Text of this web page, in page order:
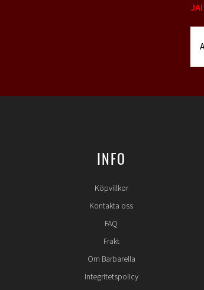
JA!
INFO
Köpvillkor
Kontakta oss
FAQ
Frakt
Om Barbarella
Integritetspolicy